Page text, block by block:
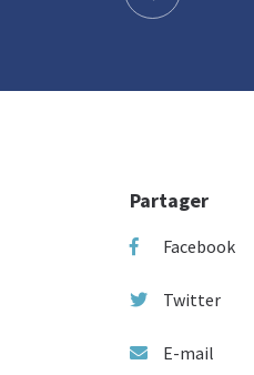
Partager
Facebook
Twitter
E-mail